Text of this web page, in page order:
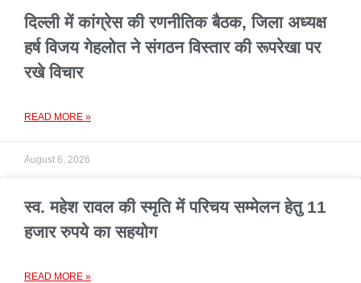
दिल्ली में कांग्रेस की रणनीतिक बैठक, जिला अध्यक्ष
हर्ष विजय गेहलोत ने संगठन विस्तार की रूपरेखा पर
रखे विचार
READ MORE »
August 6, 2026
स्व. महेश रावल की स्मृति में परिचय सम्मेलन हेतु 11
हजार रुपये का सहयोग
READ MORE »